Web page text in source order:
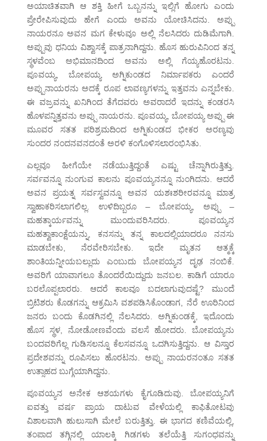
ಅಯಾಚಿತವಾಗಿ ಆ ಶಕ್ತಿ ಹೀಗೆ ಒಬ್ಬನನ್ನು ಇಲ್ಲಿಗೆ ಹೋಗು ಎಂದು
ಪ್ರೇರೇಪಿಸುವುದು ಹೇಗೆ ಎಂದು ಅವನು ಯೋಚಿಸಿದನು. ಅಪ್ಪು
ನಾಯರನೂ ಅವನ ಮಗ ಕೇಳುವೂ ಅಲ್ಲಿ ನೆಲಸಿದರು ದುಡಿಮೆಗಾಗಿ.
ಅಪ್ಪುವು ಧನಿಯ ವಿಶ್ವಾಸಕ್ಕೆ ಪಾತ್ರನಾಗಿದ್ದನು. ಹೊಸ ಹುರುಪಿನಿಂದ ತನ್ನ
ಸ್ಥಳವೆಂಬ ಅಭಿಮಾನದಿಂದ ಅವನು ಅಲ್ಲಿ ಗೆಯ್ಯಹೊರಟನು.
ಪೂವಯ್ಯ, ಬೋಪಯ್ಯ ಅಗ್ನಿಕುಂಡದ ನಿರ್ಮಾಪಕರು ಎಂದರೆ
ಅಪ್ಪುನಾಯರನು ಅದಕ್ಕೆ ರೂಪ ಲಾವಣ್ಯಗಳನ್ನು ಇತ್ತವನು ಎನ್ನಬೇಕು.
ಈ ವಜ್ರವನ್ನು ಖನಿಗಿಂದ ತೆಗೆದವರು ಅವರಾದರೆ ಇದನ್ನು ಕಂಡರಸಿ
ಹೊಳಪನ್ನಿತ್ತವನು ಅಪ್ಪು ನಾಯರನು. ಪೂವಯ್ಯ, ಬೋಪಯ್ಯ ಅಪ್ಪು ಈ
ಮೂವರ ಸತತ ಪರಿಶ್ರಮದಿಂದ ಅಗ್ನಿಕುಂಡದ ಭೀಕರ ಅರಣ್ಯವು
ಸುಂದರ ನಂದನವನದಂತೆ ಅರಳಿ ಕಂಗೊಳಿಸಲಾರಂಭಿಸಿತು.
ಎಲ್ಲವೂ ಹೀಗೆಯೇ ನಡೆಯುತ್ತಿದ್ದಂತೆ ಎಷ್ಟು ಚೆನ್ನಾಗಿರುತ್ತಿತ್ತು.
ಸರ್ವವನ್ನೂ ನುಂಗುವ ಕಾಲನು ಪೂವಯ್ಯನನ್ನೂ ನುಂಗಿದನು. ಆದರೆ
ಅವನ ಪ್ರಯತ್ನ ಸರ್ವಸ್ವವನ್ನೂ ಅವನ ಯಶಃಶರೀರವನ್ನೂ ಮಾತ್ರ
ಸ್ವಾಹಾಕರಿಸಲಾಗಲಿಲ್ಲ. ಉಳಿದಿಬ್ಬರೂ – ಬೋಪಯ್ಯ, ಅಪ್ಪು –
ಮಹತ್ಕಾರ್ಯವನ್ನು ಮುಂದುವರಿಸಿದರು. ಪೂವಯ್ಯನ
ಮಹತ್ವಾಕಾಂಕ್ಷೆಯನ್ನು, ಕನಸನ್ನು ತನ್ನ ಕಾಲದಲ್ಲಿಯಾದರೂ ನನಸು
ಮಾಡಬೇಕು, ನೆರವೇರಿಸಬೇಕು. ಇದೇ ಮೃತನ ಆತ್ಮಕ್ಕೆ
ಶಾಂತಿಯನ್ನೀಯಬಲ್ಲುದು ಎಂಬುದು ಬೋಪಯ್ಯನ ದೃಢ ನಂಬಿಕೆ.
ಅವರಿಗೆ ಯಾವಾಗಲೂ ತೊಂದರೆಯಿದ್ದುದು ಜನಬಲ. ಕಾಡಿಗೆ ಯಾರೂ
ಬರಲೊಪ್ಪಲಾರರು. ಆದರೆ ಕಾಲವೂ ಬದಲಾಗುವುದಷ್ಟೆ? ಮುಂದೆ
ಬ್ರಿಟಿಶರು ಕೊಡಗನ್ನು ಆಕ್ರಮಿಸಿ ವಶಪಡಿಸಿಕೊಂಡಾಗ, ನೆರೆ ಊರಿನಿಂದ
ಜನರು ಬಂದು ಕೊಡಗಿನಲ್ಲಿ ನೆಲಸಿದರು. ಅಗ್ನಿಕುಂಡಕ್ಕೆ, ಇದೊಂದು
ಹೊಸ ಸ್ಥಳ, ನೋಡೋಣವೆಂದು ವಲಸೆ ಹೋದರು. ಬೋಪಯ್ಯನು
ಬಂದವರಿಗೆಲ್ಲ ಗುಡಿಸಲನ್ನೂ ಕೆಲಸವನ್ನೂ ಒದಗಿಸುತ್ತಿದ್ದನು. ಆ ವಿಸ್ತಾರ
ಪ್ರದೇಶವನ್ನು ರೂಪಿಸಲು ಹೊರಟನು. ಅಪ್ಪು ನಾಯರನಂತೂ ಸತತ
ಉತ್ಸಾಹದ ಬುಗ್ಗೆಯಾಗಿದ್ದನು.
ಪೂವಯ್ಯನ ಅನೇಕ ಆಶಯಗಳು ಕೈಗೂಡಿದುವು. ಬೋಪಯ್ಯನಿಗೆ
ಐವತ್ತು ವರ್ಷ ಪ್ರಾಯ ದಾಟುವ ವೇಳೆಯಲ್ಲಿ ಕಾಫಿತೋಟವು
ವಿಶಾಲವಾಗಿ ಹುಲುಸಾಗಿ ಮೇಲೆ ಬರುತ್ತಿತ್ತು. ಈ ಭಾಗದ ಕಣಿವೆಯಲ್ಲಿ,
ತಂಪಾದ ತಗ್ಗಿನಲ್ಲಿ ಯಾಲಕ್ಕಿ ಗಿಡಗಳು ತಲೆಯೆತ್ತಿ ಸುಗಂಧವನ್ನು